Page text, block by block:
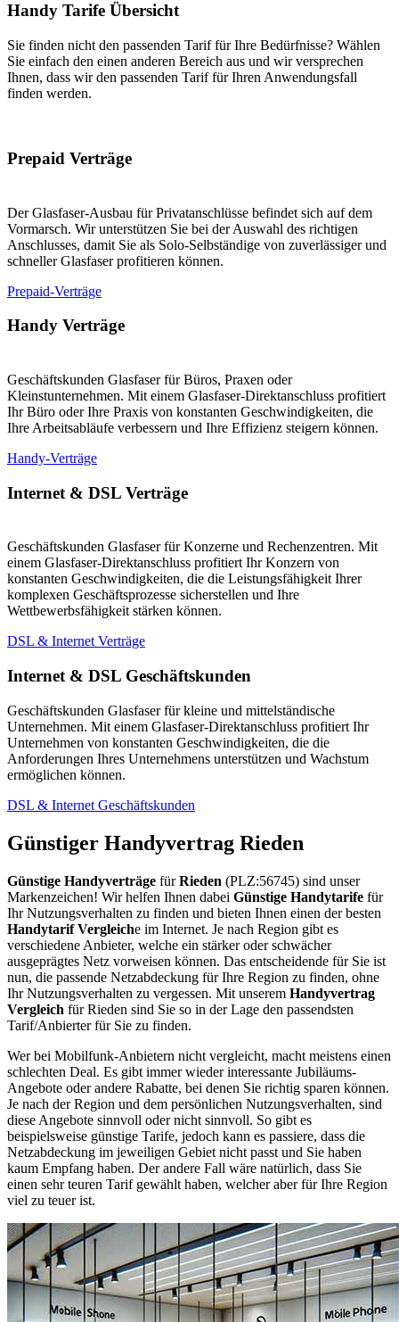
Handy Tarife Übersicht
Sie finden nicht den passenden Tarif für Ihre Bedürfnisse? Wählen
Sie einfach den einen anderen Bereich aus und wir versprechen
Ihnen, dass wir den passenden Tarif für Ihren Anwendungsfall
finden werden.
Prepaid Verträge
Der Glasfaser-Ausbau für Privatanschlüsse befindet sich auf dem
Vormarsch. Wir unterstützen Sie bei der Auswahl des richtigen
Anschlusses, damit Sie als Solo-Selbständige von zuverlässiger und
schneller Glasfaser profitieren können.
Prepaid-Verträge
Handy Verträge
Geschäftskunden Glasfaser für Büros, Praxen oder
Kleinstunternehmen. Mit einem Glasfaser-Direktanschluss profitiert
Ihr Büro oder Ihre Praxis von konstanten Geschwindigkeiten, die
Ihre Arbeitsabläufe verbessern und Ihre Effizienz steigern können.
Handy-Verträge
Internet & DSL Verträge
Geschäftskunden Glasfaser für Konzerne und Rechenzentren. Mit
einem Glasfaser-Direktanschluss profitiert Ihr Konzern von
konstanten Geschwindigkeiten, die die Leistungsfähigkeit Ihrer
komplexen Geschäftsprozesse sicherstellen und Ihre
Wettbewerbsfähigkeit stärken können.
DSL & Internet Verträge
Internet & DSL Geschäftskunden
Geschäftskunden Glasfaser für kleine und mittelständische
Unternehmen. Mit einem Glasfaser-Direktanschluss profitiert Ihr
Unternehmen von konstanten Geschwindigkeiten, die die
Anforderungen Ihres Unternehmens unterstützen und Wachstum
ermöglichen können.
DSL & Internet Geschäftskunden
Günstiger Handyvertrag Rieden
Günstige Handyverträge fürRieden (PLZ:56745) sind unser
Markenzeichen! Wir helfen Ihnen dabei Günstige Handytarife für
Ihr Nutzungsverhalten zu finden und bieten Ihnen einen der besten
Handytarif Vergleiche im Internet. Je nach Region gibt es
verschiedene Anbieter, welche ein stärker oder schwächer
ausgeprägtes Netz vorweisen können. Das entscheidende für Sie ist
nun, die passende Netzabdeckung für Ihre Region zu finden, ohne
Ihr Nutzungsverhalten zu vergessen. Mit unserem Handyvertrag
Vergleich für Rieden sind Sie so in der Lage den passendsten
Tarif/Anbierter für Sie zu finden.
Wer bei Mobilfunk-Anbietern nicht vergleicht, macht meistens einen
schlechten Deal. Es gibt immer wieder interessante Jubiläums-
Angebote oder andere Rabatte, bei denen Sie richtig sparen können.
Je nach der Region und dem persönlichen Nutzungsverhalten, sind
diese Angebote sinnvoll oder nicht sinnvoll. So gibt es
beispielsweise günstige Tarife, jedoch kann es passiere, dass die
Netzabdeckung im jeweiligen Gebiet nicht passt und Sie haben
kaum Empfang haben. Der andere Fall wäre natürlich, dass Sie
einen sehr teuren Tarif gewählt haben, welcher aber für Ihre Region
viel zu teuer ist.